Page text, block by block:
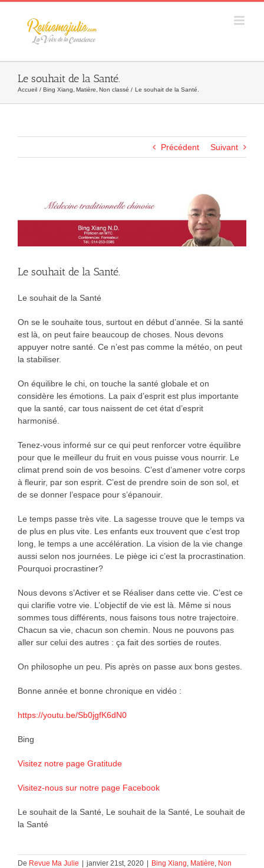
Skip
Le souhait de la Santé.
Accueil Bing Xiang Matière Non classé Le souhait de la Santé.
Précédent Suivant
l&apos;image
Le souhait de la Santé.
Le souhait de la Santé
On se le souhaite tous, surtout en début d’année. Si la santé
est là, on peut faire beaucoup de choses. Nous devons
appuyer notre santé. Ce n’est pas comme la météo, on peut
la stabiliser.
On équilibre le chi, on touche la santé globale et on
considère les émotions. La paix d’esprit est plus importante
que la santé, car tous naissent de cet état d’esprit
harmonisé.
Tenez-vous informé sur ce qui peut renforcer votre équilibre
pour que le meilleur du fruit en vous puisse vous nourrir. Le
climat prend soin de vos besoins. C’est d’amener votre corps
à fleurir, par son esprit. C’est de prendre soin de son sol, et
de se donner l’espace pour s’épanouir.
Le temps passe très vite. La sagesse trouve que le temps va
de plus en plus vite. Les enfants eux trouvent que c’est trop
long, le temps a une accélération. La vision de la vie change
aussi selon nos journées. Le piège ici c’est la procrastination.
Pourquoi procrastiner?
Nous devons s’Activer et se Réaliser dans cette vie. C’est ce
qui clarifie votre vie. L’objectif de vie est là. Même si nous
sommes tous différents, nous faisons tous notre trajectoire.
Chacun sa vie, chacun son chemin. Nous ne pouvons pas
aller sur celui des autres : ça fait des sorties de routes.
On philosophe un peu. Pis après on passe aux bons gestes.
Bonne année et bonne chronique en vidéo :
https://youtu.be/Sb0jgfK6dN0
Bing
Visitez notre page Gratitude
Visitez-nous sur notre page Facebook
Le souhait de la Santé, Le souhait de la Santé, Le souhait de
la Santé
De Revue Ma Julie | janvier 21st, 2020 | Bing Xiang, Matière, Non